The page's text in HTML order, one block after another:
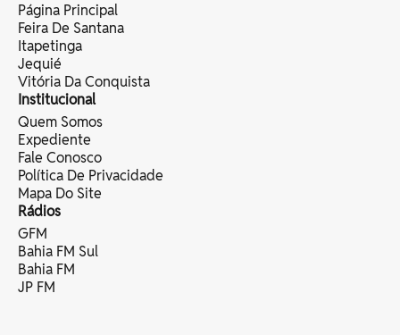
Página Principal
Feira De Santana
Itapetinga
Jequié
Vitória Da Conquista
Institucional
Quem Somos
Expediente
Fale Conosco
Política De Privacidade
Mapa Do Site
Rádios
GFM
Bahia FM Sul
Bahia FM
JP FM